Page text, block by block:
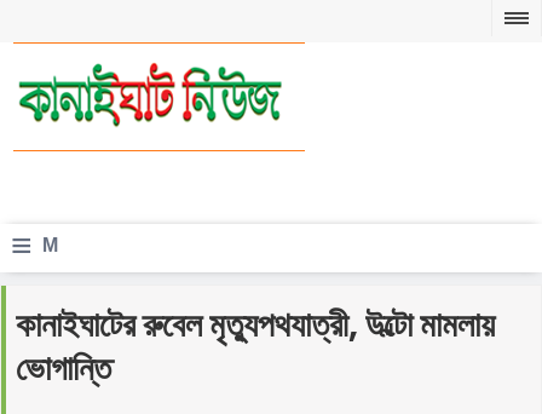
≡ M
n
u
কানাইঘাটের রুবেল মৃত্যুপথযাত্রী, উল্টো মামলায়
ভোগান্তি